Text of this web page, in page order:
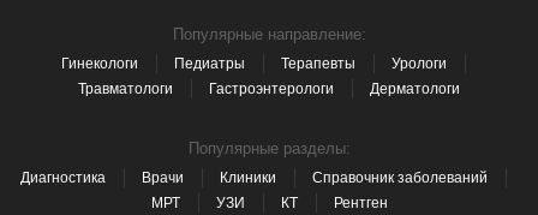
Популярные направление:
Гинекологи Педиатры Терапевты
Урологи
Травматологи
Гастроэнтерологи Дерматологи
Популярные разделы:
Диагностика Врачи Клиники
Справочник заболеваний
МРТ
УЗИ КТ Рентген